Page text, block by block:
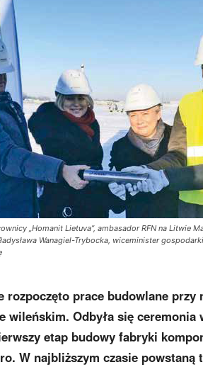
„Homanit Lietuva”, ambasador RFN na Litwie
Wanagiel-Trybocka, wiceminister
rozpoczęto prace budowlane przy
wileńskim. Odbyła się ceremonia
etap budowy fabryki
W najbliższym czasie